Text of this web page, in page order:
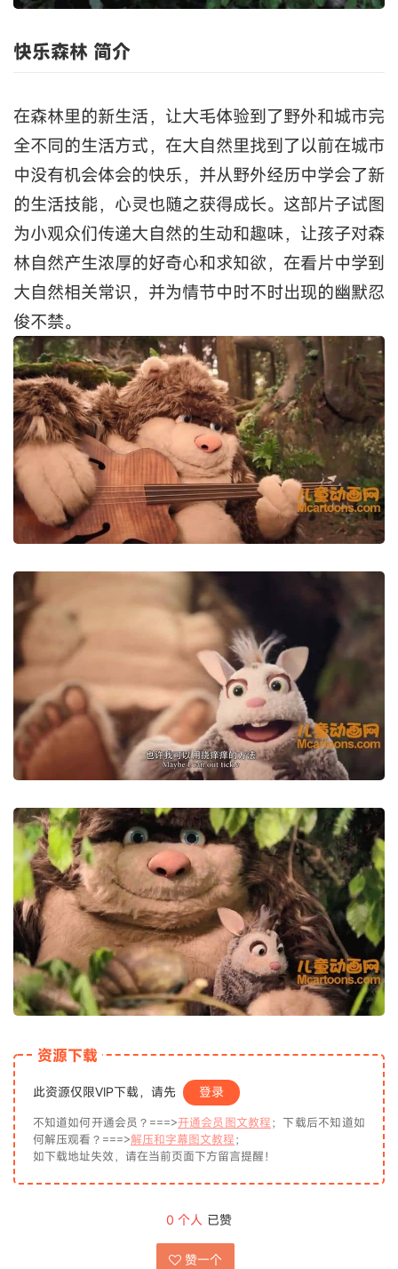
快乐森林 简介
在森林里的新生活，让大毛体验到了野外和城市完
全不同的生活方式，在大自然里找到了以前在城市
中没有机会体会的快乐，并从野外经历中学会了新
的生活技能，心灵也随之获得成长。这部片子试图
为小观众们传递大自然的生动和趣味，让孩子对森
林自然产生浓厚的好奇心和求知欲，在看片中学到
大自然相关常识，并为情节中时不时出现的幽默忍
俊不禁。
资源下载
此资源仅限VIP下载，请先 登录
不知道如何开通会员？===>开通会员图文教程；下载后不知道如
何解压观看？===>解压和字幕图文教程；
如下载地址失效，请在当前页面下方留言提醒！
0 个人 已赞
赞一个